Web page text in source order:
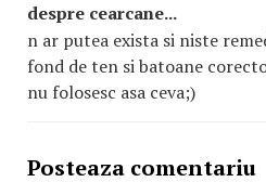
despre cearcane...
n ar putea exista si niste
fond de ten si batoane
nu folosesc asa ceva;)
Posteaza comentariu